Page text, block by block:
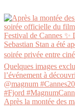
Après la montée des